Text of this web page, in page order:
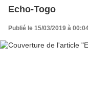
Echo-Togo
Publié le 15/03/2019 à